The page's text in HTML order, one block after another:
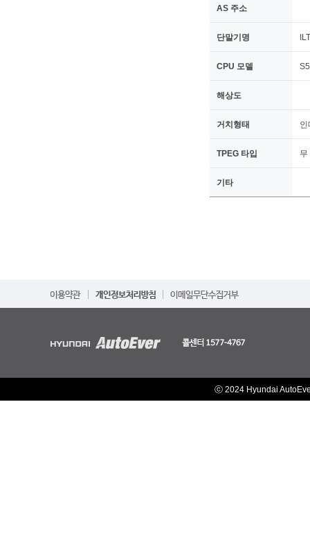
AS 주소
단말기명
CPU 모델
해상도
거치형태 인
TPEG 타입 무
기타
ⓒ 2024 Hyundai